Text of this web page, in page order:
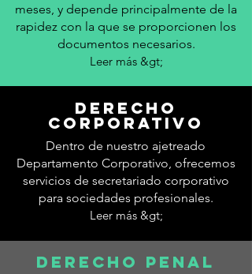
meses, y depende principalmente de la
rapidez con la que se proporcionen los
documentos necesarios.
Leer más &gt;
DERECHO
CORPORATIVO
Dentro de nuestro ajetreado
Departamento Corporativo, ofrecemos
servicios de secretariado corporativo
para sociedades profesionales.
Leer más &gt;
DERECHO PENAL